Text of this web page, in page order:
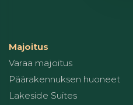
Majoitus
Varaa majoitus
Päärakennuksen huoneet
Lakeside Suites